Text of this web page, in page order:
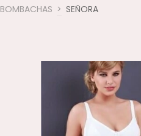
BOMBACHAS > SEÑORA